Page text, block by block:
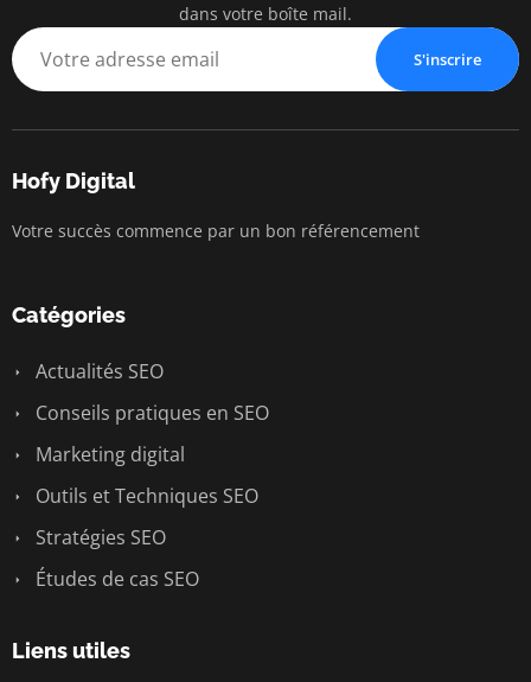
dans votre boîte mail.
S'inscrire
Hofy Digital
Votre succès commence par un bon référencement
Catégories
Actualités SEO
Conseils pratiques en SEO
Marketing digital
Outils et Techniques SEO
Stratégies SEO
Études de cas SEO
Liens utiles